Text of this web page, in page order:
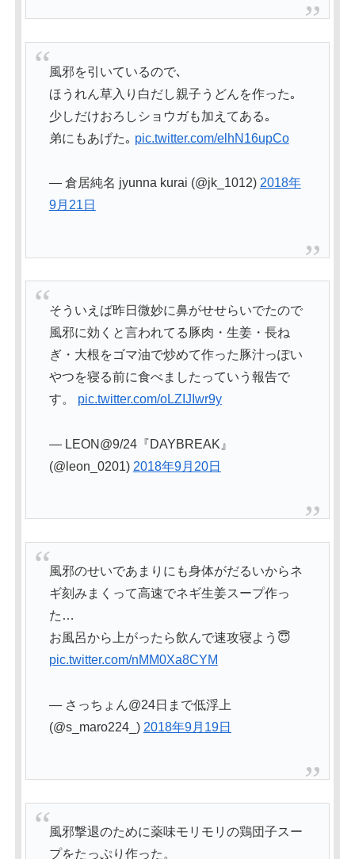
風邪を引いているので､
ほうれん草入り白だし親子うどんを作った｡
少しだけおろしショウガも加えてある｡
弟にもあげた｡ pic.twitter.com/elhN16upCo
— 倉居純名 jyunna kurai (@jk_1012) 2018年
9月21日
そういえば昨日微妙に鼻がせせらいでたので
風邪に効くと言われてる豚肉・生姜・長ね
ぎ・大根をゴマ油で炒めて作った豚汁っぽい
やつを寝る前に食べましたっていう報告で
す。 pic.twitter.com/oLZIJIwr9y
— LEON@9/24『DAYBREAK』
(@leon_0201) 2018年9月20日
風邪のせいであまりにも身体がだるいからネ
ギ刻みまくって高速でネギ生姜スープ作っ
た…
お風呂から上がったら飲んで速攻寝よう😇
pic.twitter.com/nMM0Xa8CYM
— さっちょん@24日まで低浮上
(@s_maro224_) 2018年9月19日
風邪撃退のために薬味モリモリの鶏団子スー
プをたっぷり作った。